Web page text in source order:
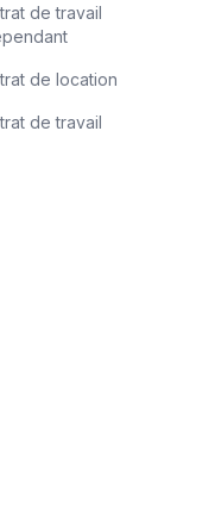
de travail
de location
de travail